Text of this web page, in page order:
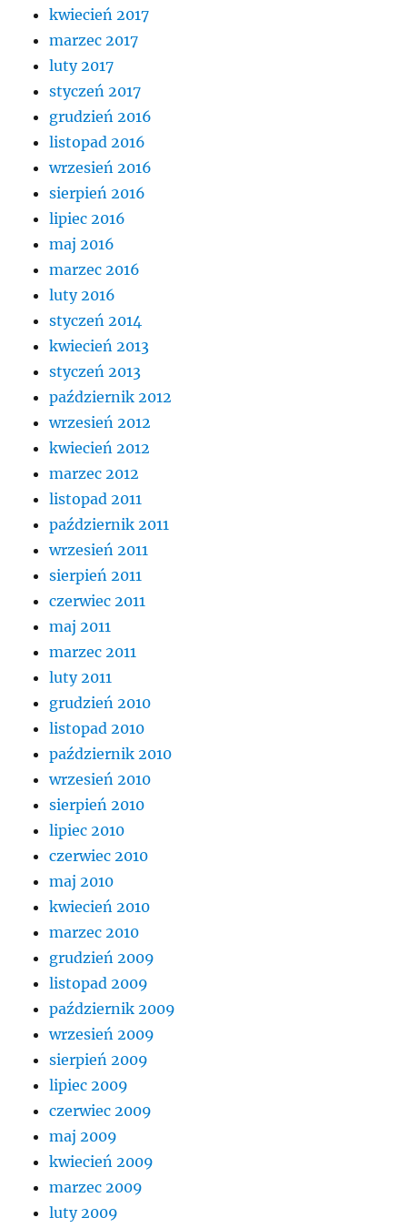
kwiecień 2017
marzec 2017
luty 2017
styczeń 2017
grudzień 2016
listopad 2016
wrzesień 2016
sierpień 2016
lipiec 2016
maj 2016
marzec 2016
luty 2016
styczeń 2014
kwiecień 2013
styczeń 2013
październik 2012
wrzesień 2012
kwiecień 2012
marzec 2012
listopad 2011
październik 2011
wrzesień 2011
sierpień 2011
czerwiec 2011
maj 2011
marzec 2011
luty 2011
grudzień 2010
listopad 2010
październik 2010
wrzesień 2010
sierpień 2010
lipiec 2010
czerwiec 2010
maj 2010
kwiecień 2010
marzec 2010
grudzień 2009
listopad 2009
październik 2009
wrzesień 2009
sierpień 2009
lipiec 2009
czerwiec 2009
maj 2009
kwiecień 2009
marzec 2009
luty 2009